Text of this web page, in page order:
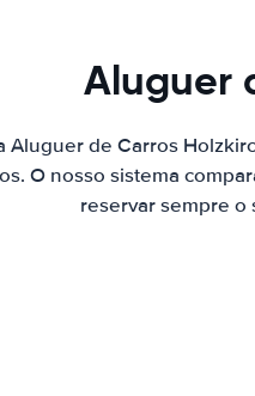
Aluguer
Aluguer de Carros
O nosso sistema
reservar sempre o